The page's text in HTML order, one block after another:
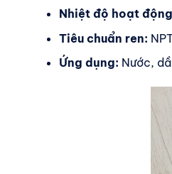
Nhiệt độ hoạt
Tiêu chuẩn ren:
Ứng dụng: Nước,